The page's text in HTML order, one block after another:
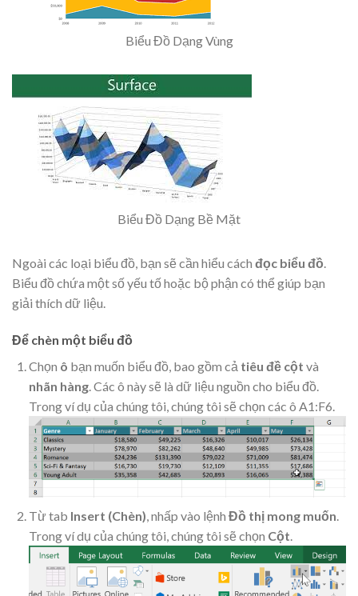
Biểu Đồ Dạng Vùng
Biểu Đồ Dạng Bề Mặt
Ngoài các loại biểu đồ, bạn sẽ cần hiểu cách đọc biểu đồ.
Biểu đồ chứa một số yếu tố hoặc bộ phận có thể giúp bạn
giải thích dữ liệu.
Để chèn một biểu đồ
Chọn ô bạn muốn biểu đồ, bao gồm cả tiêu đề cột và
nhãn hàng. Các ô này sẽ là dữ liệu nguồn cho biểu đồ.
Trong ví dụ của chúng tôi, chúng tôi sẽ chọn các ô A1:F6.
Từ tab Insert (Chèn) , nhấp vào lệnh Đồ thị mong muốn
Trong ví dụ của chúng tôi, chúng tôi sẽ chọn Cột